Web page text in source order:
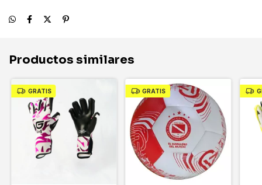
Productos similares
GRATIS GRATIS